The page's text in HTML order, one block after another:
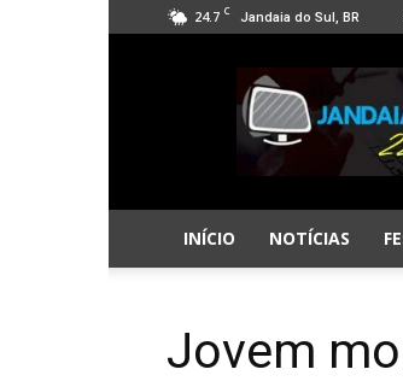
24.7 C Jandaia do Sul, BR
Jandaia
Online
INÍCIO NOTÍCIAS
Jovem